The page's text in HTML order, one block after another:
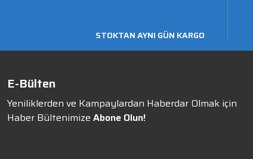
STOKTAN AYNI GÜN KARGO
E-Bülten
Yeniliklerden ve Kampaylardan Haberdar Olmak için
Haber Bültenimize Abone Olun!